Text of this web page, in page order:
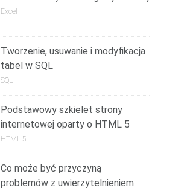
Excel
Tworzenie, usuwanie i modyfikacja
tabel w SQL
SQL
Podstawowy szkielet strony
internetowej oparty o HTML 5
HTML 5
Co może być przyczyną
problemów z uwierzytelnieniem